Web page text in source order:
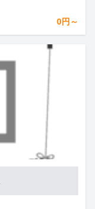
0円～